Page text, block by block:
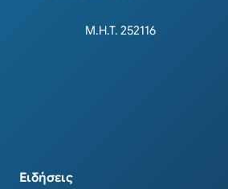
Μ.Η.Τ. 252116
Ειδήσεις